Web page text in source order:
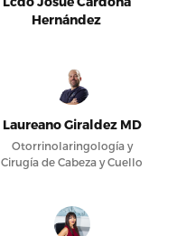
Hernández
Laureano Giraldez MD
Otorrinolaringología y
Cirugía de Cabeza y Cuello